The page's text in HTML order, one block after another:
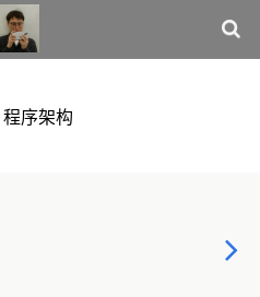
程序架构